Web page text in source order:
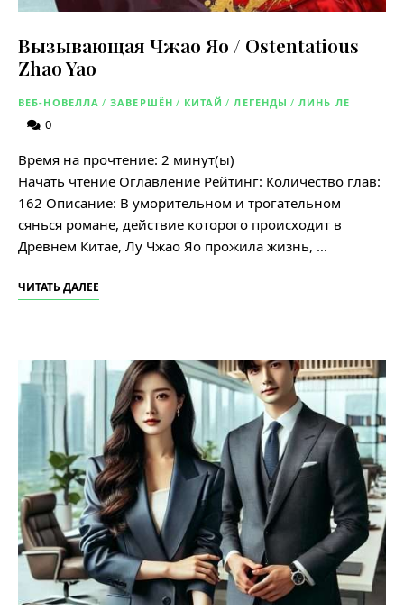
Вызывающая Чжао Яо / Ostentatious
Zhao Yao
ВЕБ-НОВЕЛЛА / ЗАВЕРШЁН / КИТАЙ / ЛЕГЕНДЫ / ЛИНЬ ЛЕ
0
Время на прочтение: 2 минут(ы)
Начать чтение Оглавление Рейтинг: Количество глав:
162 Описание: В уморительном и трогательном
сянься романе, действие которого происходит в
Древнем Китае, Лу Чжао Яо прожила жизнь, …
ЧИТАТЬ ДАЛЕЕ